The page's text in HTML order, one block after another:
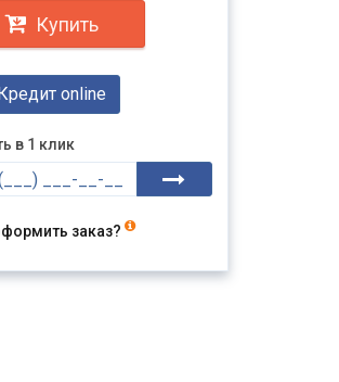
Купить
online
в 1 клик
заказ?